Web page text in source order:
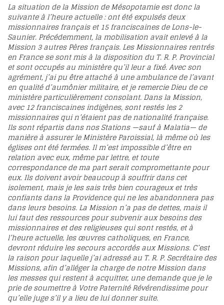
La situation de la Mission de Mésopotamie est donc la
suivante à l’heure actuelle : ont été expulsés deux
missionnaires français et 15 franciscaines de Lons-le-
Saunier. Précédemment, la mobilisation avait enlevé à la
Mission 3 autres Pères français. Les Missionnaires rentrés
en France se sont mis à la disposition du T. R. P. Provincial
et sont occupés au ministère qu’il leur a fixé. Avec son
agrément, j’ai pu être attaché à une ambulance de l’avant
en qualité d’aumônier militaire, et je remercie Dieu de ce
ministère particulièrement consolant. Dans la Mission,
avec 12 franciscaines indigènes, sont restés les 2
missionnaires qui n’étaient pas de nationalité française.
Ils sont répartis dans nos Stations —sauf à Malatia— de
manière à assurer le Ministère Paroissial, là même où les
églises ont été fermées. Il m’est impossible d’être en
relation avec eux, même par lettre, et toute
correspondance de ma part serait compromettante pour
eux. Ils doivent avoir beaucoup à souffrir dans cet
isolement, mais je les sais très bien courageux et très
confiants dans la Providence qui ne les abandonnera pas
dans leurs besoins. La Mission n’a pas de dettes, mais il
lui faut des ressources pour subvenir aux besoins des
missionnaires et des religieuses qui sont restés, et à
l’heure actuelle, les œuvres catholiques, en France,
devront réduire les secours accordés aux Missions. C’est
la raison pour laquelle j’ai adressé au T. R. P. Secrétaire des
Missions, afin d’alléger la charge de notre Mission dans
les messes qui restent à acquitter, une demande que je le
prie de soumettre à Votre Paternité Révérendissime pour
qu’elle juge s’il y a lieu de lui donner suite.